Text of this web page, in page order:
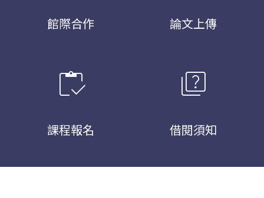
館際合作 論文上傳
inventory
課程報名
quiz
借閱須知